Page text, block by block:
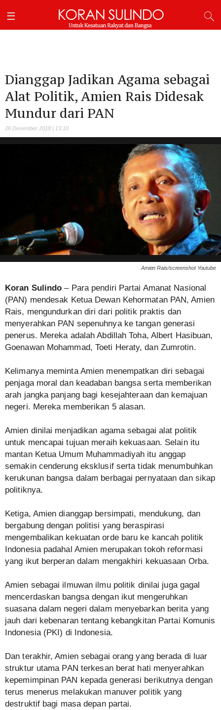
Dianggap Jadikan Agama sebagai
Alat Politik, Amien Rais Didesak
Mundur dari PAN
26 Desember 2018 | 13:10
Amien Rais/screenshot Youtube
Koran Sulindo – Para pendiri Partai Amanat Nasional
(PAN) mendesak Ketua Dewan Kehormatan PAN, Amien
Rais, mengundurkan diri dari politik praktis dan
menyerahkan PAN sepenuhnya ke tangan generasi
penerus. Mereka adalah Abdillah Toha, Albert Hasibuan,
Goenawan Mohammad, Toeti Heraty, dan Zumrotin.
Kelimanya meminta Amien menempatkan diri sebagai
penjaga moral dan keadaban bangsa serta memberikan
arah jangka panjang bagi kesejahteraan dan kemajuan
negeri. Mereka memberikan 5 alasan.
Amien dinilai menjadikan agama sebagai alat politik
untuk mencapai tujuan meraih kekuasaan. Selain itu
mantan Ketua Umum Muhammadiyah itu anggap
semakin cenderung eksklusif serta tidak menumbuhkan
kerukunan bangsa dalam berbagai pernyataan dan sikap
politiknya.
Ketiga, Amien dianggap bersimpati, mendukung, dan
bergabung dengan politisi yang beraspirasi
mengembalikan kekuatan orde baru ke kancah politik
Indonesia padahal Amien merupakan tokoh reformasi
yang ikut berperan dalam mengakhiri kekuasaan Orba.
Amien sebagai ilmuwan ilmu politik dinilai juga gagal
mencerdaskan bangsa dengan ikut mengeruhkan
suasana dalam negeri dalam menyebarkan berita yang
jauh dari kebenaran tentang kebangkitan Partai Komunis
Indonesia (PKI) di Indonesia.
Dan terakhir, Amien sebagai orang yang berada di luar
struktur utama PAN terkesan berat hati menyerahkan
kepemimpinan PAN kepada generasi berikutnya dengan
terus menerus melakukan manuver politik yang
destruktif bagi masa depan partai.